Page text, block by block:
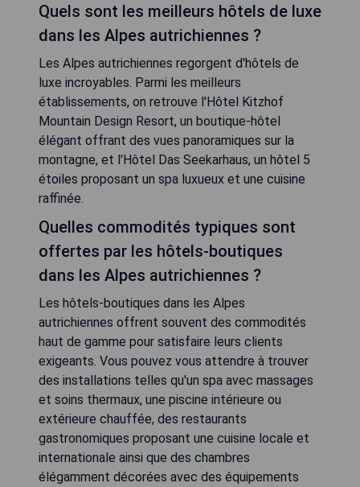
Quels sont les meilleurs hôtels de luxe
dans les Alpes autrichiennes ?
Les Alpes autrichiennes regorgent d'hôtels de
luxe incroyables. Parmi les meilleurs
établissements, on retrouve l'Hôtel Kitzhof
Mountain Design Resort, un boutique-hôtel
élégant offrant des vues panoramiques sur la
montagne, et l'Hôtel Das Seekarhaus, un hôtel 5
étoiles proposant un spa luxueux et une cuisine
raffinée.
Quelles commodités typiques sont
offertes par les hôtels-boutiques
dans les Alpes autrichiennes ?
Les hôtels-boutiques dans les Alpes
autrichiennes offrent souvent des commodités
haut de gamme pour satisfaire leurs clients
exigeants. Vous pouvez vous attendre à trouver
des installations telles qu'un spa avec massages
et soins thermaux, une piscine intérieure ou
extérieure chauffée, des restaurants
gastronomiques proposant une cuisine locale et
internationale ainsi que des chambres
élégamment décorées avec des équipements